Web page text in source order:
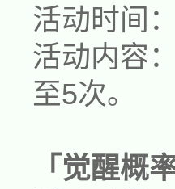
活动时间：
活动内容：
至5次。
「觉醒概